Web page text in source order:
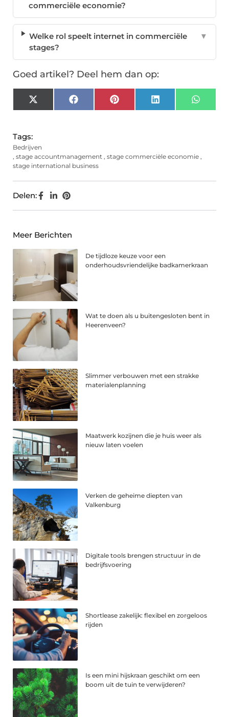
commerciële economie?
Welke rol speelt internet in commerciële
stages?
▼
Goed artikel? Deel hem dan op:
X
(Twitter)
FacebookPinterest LinkedIn
Tags:
Bedrijven
, stage accountmanagement , stage commerciële economie ,
stage international business
Delen:
Meer Berichten
De tijdloze keuze voor een
onderhoudsvriendelijke badkamerkraan
Wat te doen als u buitengesloten bent in
Heerenveen?
Slimmer verbouwen met een strakke
materialenplanning
Maatwerk kozijnen die je huis weer als
nieuw laten voelen
Verken de geheime diepten van
Valkenburg
Digitale tools brengen structuur in de
bedrijfsvoering
Shortlease zakelijk: flexibel en zorgeloos
rijden
Is een mini hijskraan geschikt om een
boom uit de tuin te verwijderen?